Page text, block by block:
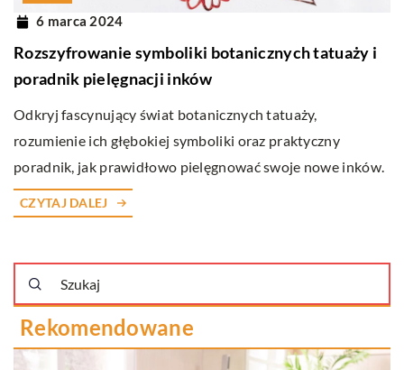
6 marca 2024
Rozszyfrowanie symboliki botanicznych tatuaży i
poradnik pielęgnacji inków
Odkryj fascynujący świat botanicznych tatuaży,
rozumienie ich głębokiej symboliki oraz praktyczny
poradnik, jak prawidłowo pielęgnować swoje nowe inków.
CZYTAJ DALEJ
Rekomendowane